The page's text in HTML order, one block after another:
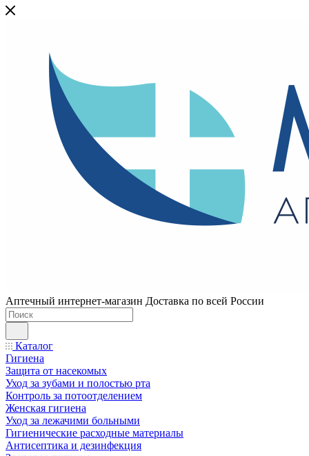
Аптечный интернет-магазин Доставка по всей России
Каталог
Гигиена
Защита от насекомых
Уход за зубами и полостью рта
Контроль за потоотделением
Женская гигиена
Уход за лежачими больными
Гигиенические расходные материалы
Антисептика и дезинфекция